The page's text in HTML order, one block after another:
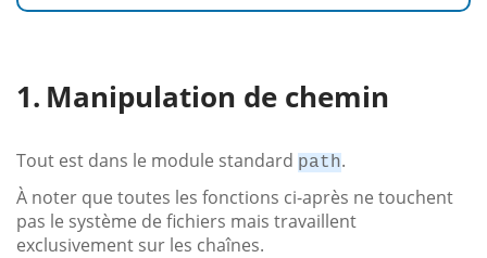
Manipulation de chemin
Tout est dans le module standard path.
À noter que toutes les fonctions ci-après ne touchent
pas le système de fichiers mais travaillent
exclusivement sur les chaînes.